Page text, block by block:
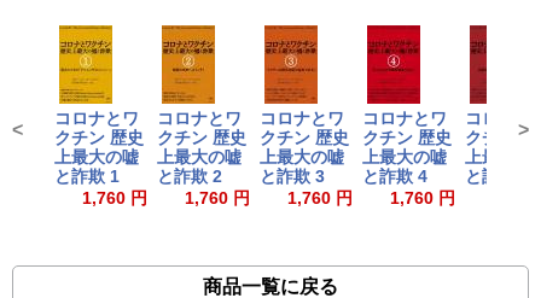
コロナとワ
クチン 歴史
上最大の嘘
と詐欺 1
1,760 円
コロナとワ
クチン 歴史
上最大の嘘
と詐欺 2
1,760 円
コロナとワ
クチン 歴史
上最大の嘘
と詐欺 3
1,760 円
コロナとワ
クチン 歴史
上最大の嘘
と詐欺 4
1,760 円
コロナと
クチン 歴
上最大の
と詐欺 5
< >
商品一覧に戻る